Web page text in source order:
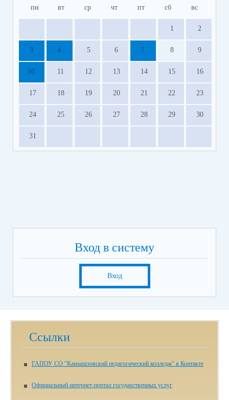
пн вт ср чт пт сб вс
1 2
3 4 5 6 7 8 9
10 11 12 13 14 15 16
17 18 19 20 21 22 23
24 25 26 27 28 29 30
31
Вход в систему
Вход
Ссылки
ГАПОУ СО "Камышловский педагогический колледж" в Контакте
Официальный интернет-портал государственных услуг